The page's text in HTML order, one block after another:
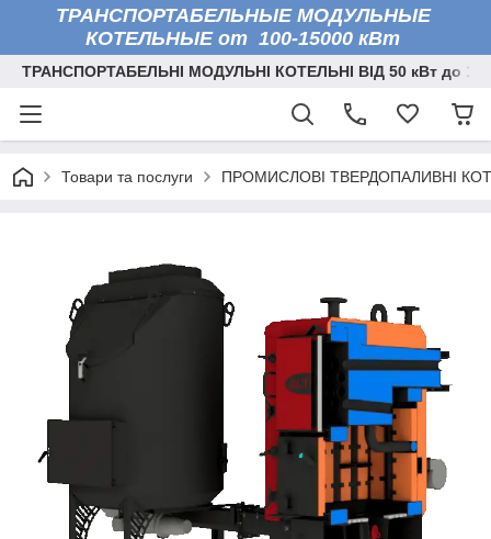
ТРАНСПОРТАБЕЛЬНЫЕ МОДУЛЬНЫЕ
КОТЕЛЬНЫЕ от 100-15000 кВт
ТРАНСПОРТАБЕЛЬНІ МОДУЛЬНІ КОТЕЛЬНІ ВІД 50 кВт до
Товари та послуги ПРОМИСЛОВІ ТВЕРДОПАЛИВНІ